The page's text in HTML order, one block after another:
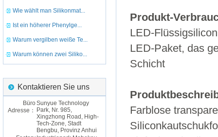
Wie wählt man Silikonmat...
Ist ein höherer Phenylge...
Warum vergilben weiße Te...
Warum können zwei Siliko...
Kontaktieren Sie uns
Büro
Adresse：
Sunyue Technology
Park, Nr. 985,
Xingzhong Road, High-
Tech-Zone, Stadt
Bengbu, Provinz Anhui
Produkt-
LED-
LED-Paket, das
Schicht
Farblose